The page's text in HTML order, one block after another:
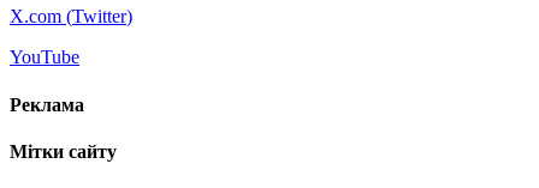
X.com (Twitter)
YouTube
Реклама
Мітки сайту